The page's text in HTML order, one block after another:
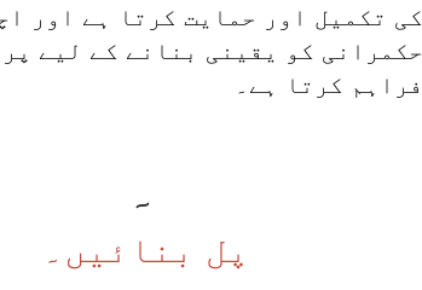
کی تکمیل اور حمایت کرتا ہے اور
حکمرانی کو یقینی بنانے کے لیے
فراہم کرتا ہے۔
۔
پل بنائیں۔